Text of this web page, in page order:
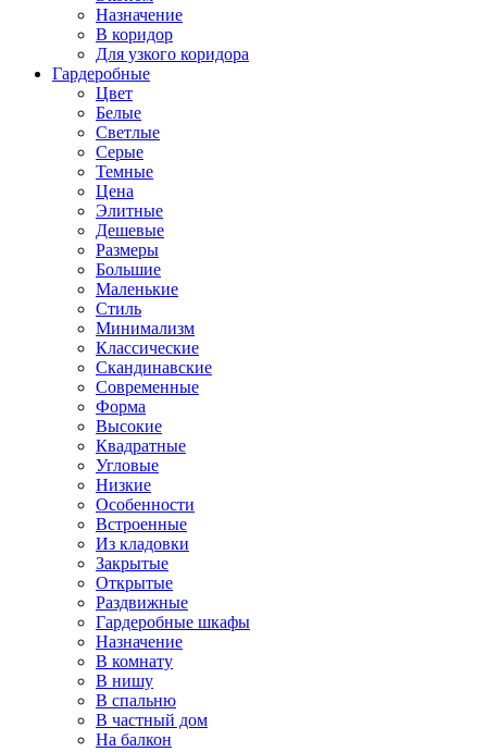
Назначение
В коридор
Для узкого коридора
Гардеробные
Цвет
Белые
Светлые
Серые
Темные
Цена
Элитные
Дешевые
Размеры
Большие
Маленькие
Стиль
Минимализм
Классические
Скандинавские
Современные
Форма
Высокие
Квадратные
Угловые
Низкие
Особенности
Встроенные
Из кладовки
Закрытые
Открытые
Раздвижные
Гардеробные шкафы
Назначение
В комнату
В нишу
В спальню
В частный дом
На балкон